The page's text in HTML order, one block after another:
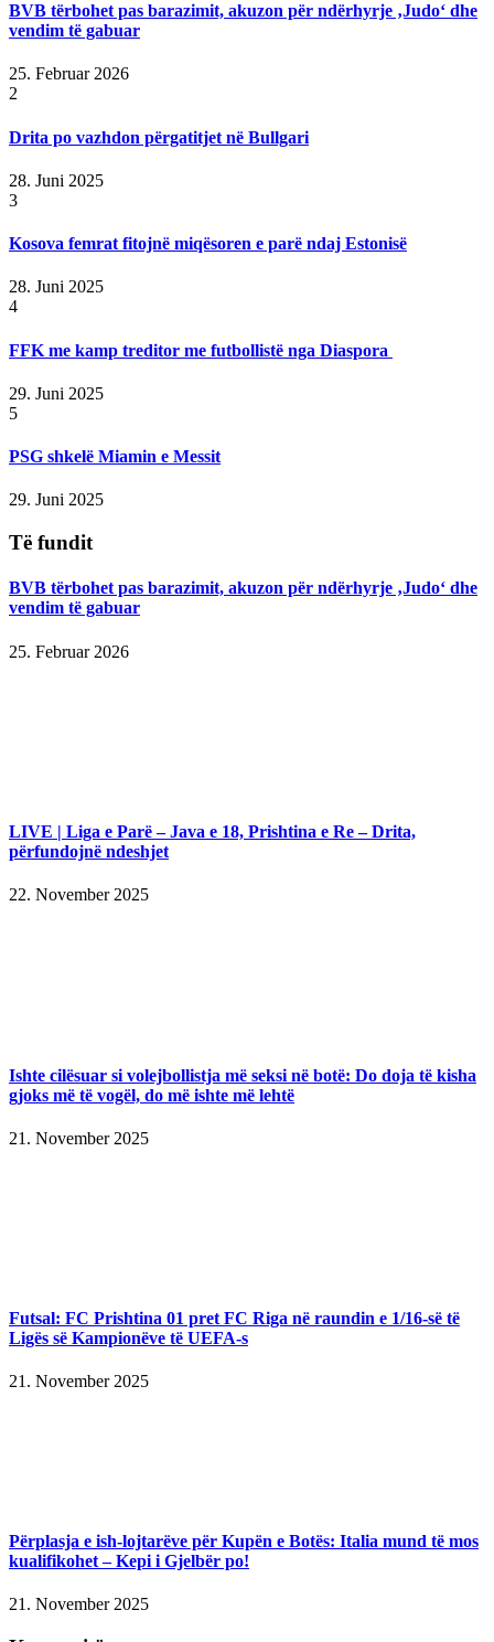
BVB tërbohet pas barazimit, akuzon për ndërhyrje ‚Judo‘ dhe
vendim të gabuar
25. Februar 2026
2
Drita po vazhdon përgatitjet në Bullgari
28. Juni 2025
3
Kosova femrat fitojnë miqësoren e parë ndaj Estonisë
28. Juni 2025
4
FFK me kamp treditor me futbollistë nga Diaspora
29. Juni 2025
5
PSG shkelë Miamin e Messit
29. Juni 2025
Të fundit
BVB tërbohet pas barazimit, akuzon për ndërhyrje ‚Judo‘ dhe
vendim të gabuar
25. Februar 2026
LIVE | Liga e Parë – Java e 18, Prishtina e Re – Drita,
përfundojnë ndeshjet
22. November 2025
Ishte cilësuar si volejbollistja më seksi në botë: Do doja të kisha
gjoks më të vogël, do më ishte më lehtë
21. November 2025
Futsal: FC Prishtina 01 pret FC Riga në raundin e 1/16-së të
Ligës së Kampionëve të UEFA-s
21. November 2025
Përplasja e ish-lojtarëve për Kupën e Botës: Italia mund të mos
kualifikohet – Kepi i Gjelbër po!
21. November 2025